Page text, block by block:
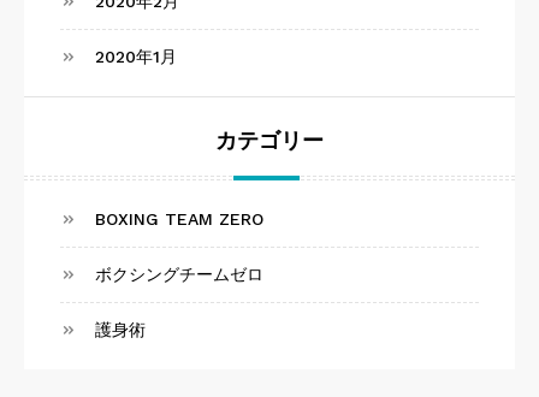
2020年1月
カテゴリー
BOXING TEAM ZERO
ボクシングチームゼロ
護身術